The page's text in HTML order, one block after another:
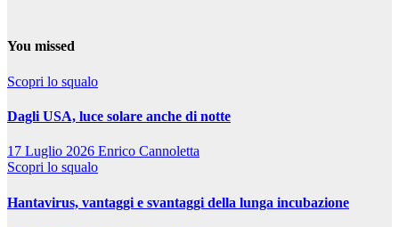
You missed
Scopri lo squalo
Dagli USA, luce solare anche di notte
17 Luglio 2026 Enrico Cannoletta
Scopri lo squalo
Hantavirus, vantaggi e svantaggi della lunga incubazione